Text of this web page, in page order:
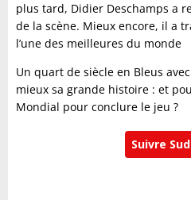
plus tard, Didier Deschamps a
de la scène. Mieux encore, il a
l’une des meilleures du monde
Un quart de siècle en Bleus
mieux sa grande histoire : et
Mondial pour conclure le jeu ?
Suivre